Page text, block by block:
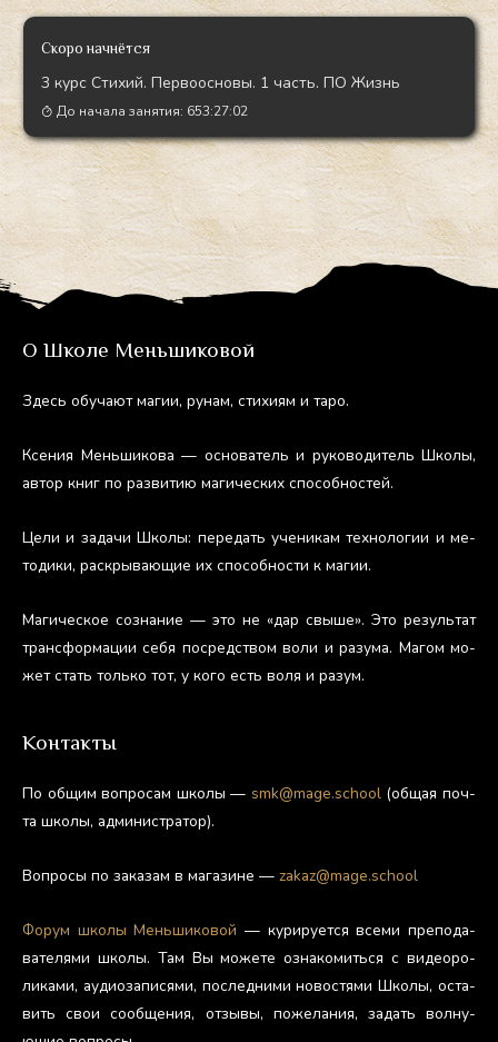
Скоро начнётся
3 курс Стихий. Первоосновы. 1 часть. ПО Жизнь
До начала занятия: 653:27:01
О Школе Меньшиковой
Здесь обу­ча­ют ма­гии, ру­нам, сти­хи­ям и та­ро.
Ксе­ния Мень­ши­кова — ос­но­ватель и ру­ково­дитель Шко­лы,
ав­тор книг по раз­ви­тию ма­гичес­ких спо­соб­ностей.
Це­ли и за­дачи Шко­лы: пе­редать уче­никам тех­но­логии и ме­
тоди­ки, рас­кры­ва­ющие их спо­соб­ности к ма­гии.
Ма­гичес­кое соз­на­ние — это не «дар свы­ше». Это ре­зуль­тат
тран­сфор­ма­ции се­бя пос­редс­твом во­ли и ра­зума. Ма­гом мо­
жет стать толь­ко тот, у ко­го есть во­ля и ра­зум.
Контакты
По об­щим воп­ро­сам шко­лы — smk@mage.school(об­щая поч­
та шко­лы, ад­ми­нис­тра­тор).
Воп­ро­сы по за­казам в ма­гази­не — zakaz@mage.school
Фо­рум шко­лы Мень­ши­ковой — ку­риру­ет­ся все­ми пре­пода­
вате­лями шко­лы. Там Вы мо­жете оз­на­комить­ся с ви­де­оро­
лика­ми, а­уди­оза­пися­ми, пос­ледни­ми но­вос­тя­ми Шко­лы, ос­та­
вить свои со­об­ще­ния, от­зы­вы, по­жела­ния, за­дать вол­ну­